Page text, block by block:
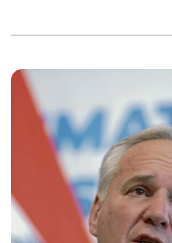
Traumatisierten gute Heilung.
die rassistische Hetze, die kurz